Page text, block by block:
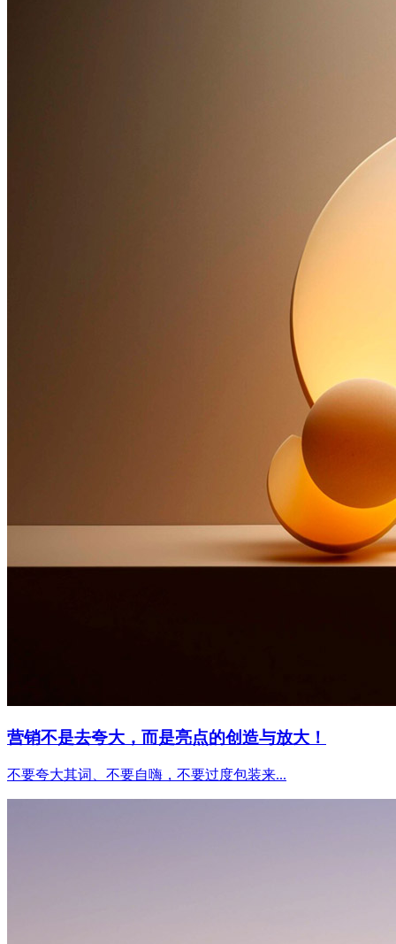
营销不是去夸大，而是亮点的创造与放大！
不要夸大其词、不要自嗨，不要过度包装来...